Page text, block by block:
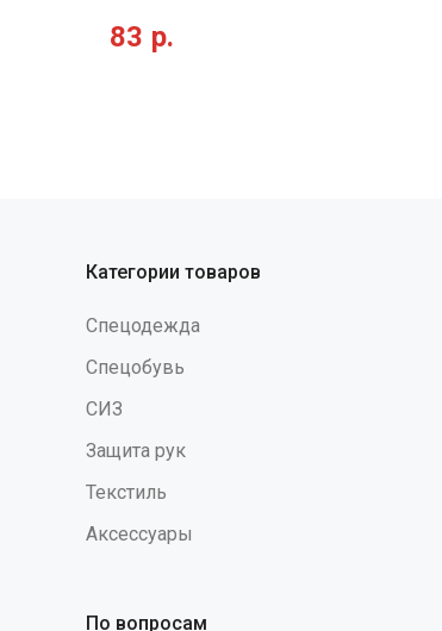
флокированием (напыление хлопка) для
допущены до контакта с пищей и
использования в сфере общественного
федеральной службы) Защитные
свойства (ТР ТС 019/2011): Вн, К20.
(1111Х) Толщина стенок (одна стенка):
0,26 мм Ладонь (гладкая поверхность) -
0,33 - 0,34 мм Пальцы (гладкая
(рифленая поверхность) - 0,36 мм
83 р.
Категории товаров
Спецодежда
Спецобувь
СИЗ
Защита рук
Текстиль
Аксессуары
По вопросам